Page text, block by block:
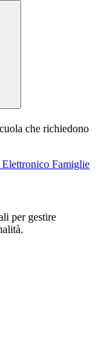
che richiedono
Elettronico Famiglie
per gestire